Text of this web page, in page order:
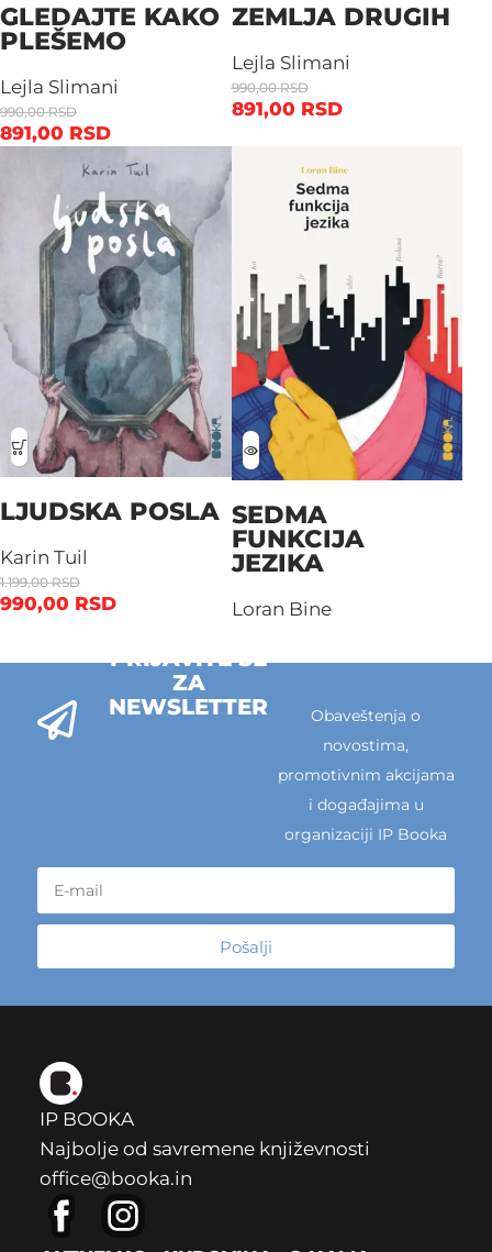
GLEDAJTE KAKO
PLEŠEMO
Lejla Slimani
990,00RSD
891,00 RSD
ZEMLJA DRUGIH
Lejla Slimani
990,00RSD
891,00 RSD
LJUDSKA POSLA
Karin Tuil
1.199,00RSD
990,00 RSD
SEDMA
FUNKCIJA
JEZIKA
Loran Bine
PRIJAVITE SE
ZA
NEWSLETTER
Obaveštenja o
novostima,
promotivnim akcijama
i događajima u
organizaciji IP Booka
Pošalji
IP BOOKA
Najbolje od savremene književnosti
office@booka.in